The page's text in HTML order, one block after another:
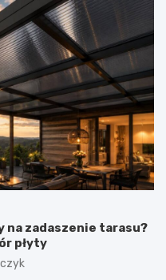
na zadaszenie tarasu?
płyty